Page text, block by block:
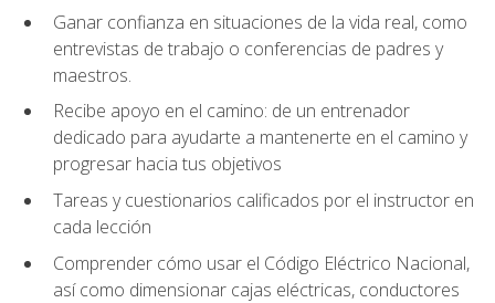
Ganar confianza en situaciones de la vida real, como
entrevistas de trabajo o conferencias de padres y
maestros.
Recibe apoyo en el camino: de un entrenador
dedicado para ayudarte a mantenerte en el camino y
progresar hacia tus objetivos
Tareas y cuestionarios calificados por el instructor en
cada lección
Comprender cómo usar el Código Eléctrico Nacional,
así como dimensionar cajas eléctricas, conductores